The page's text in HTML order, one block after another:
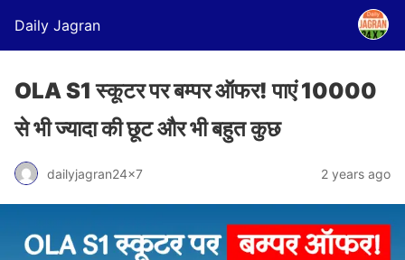
Daily Jagran
OLA S1 स्कूटर पर बम्पर ऑफर! पाएं 10000
से भी ज्यादा की छूट और भी बहुत कुछ
dailyjagran24x7 2 years ago